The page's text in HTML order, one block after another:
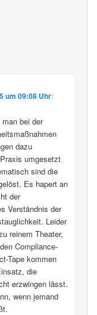
um 09:08 Uhr:
bei der
dazu
umgesetzt
sind die
Es hapert an
der
Verständnis der
Leider
reinem Theater,
Compliance-
Tape kommen
die
erzwingen lässt.
wenn jemand